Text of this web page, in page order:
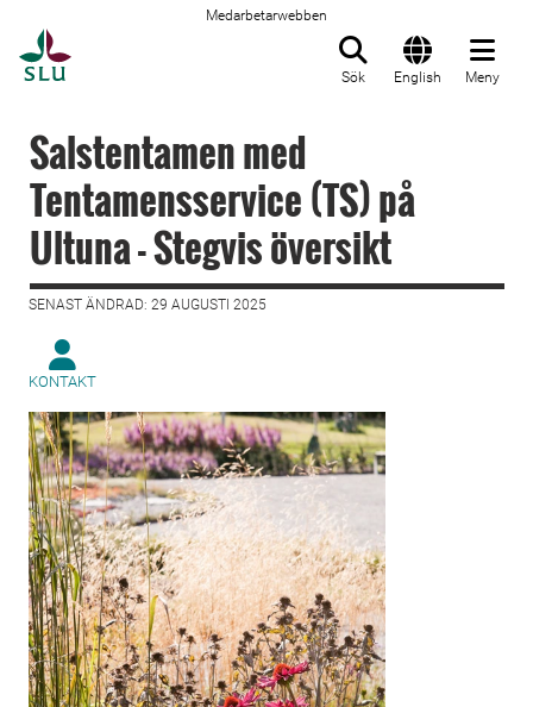
Medarbetarwebben
Sök English Meny
Salstentamen med
Tentamensservice (TS) på
Ultuna - Stegvis översikt
SENAST ÄNDRAD: 29 AUGUSTI 2025
KONTAKT